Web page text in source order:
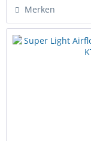
Merken